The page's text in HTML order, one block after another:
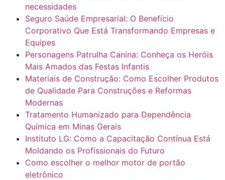
necessidades
Seguro Saúde Empresarial: O Benefício
Corporativo Que Está Transformando Empresas e
Equipes
Personagens Patrulha Canina: Conheça os Heróis
Mais Amados das Festas Infantis
Materiais de Construção: Como Escolher Produtos
de Qualidade Para Construções e Reformas
Modernas
Tratamento Humanizado para Dependência
Química em Minas Gerais
Instituto LG: Como a Capacitação Contínua Está
Moldando os Profissionais do Futuro
Como escolher o melhor motor de portão
eletrônico